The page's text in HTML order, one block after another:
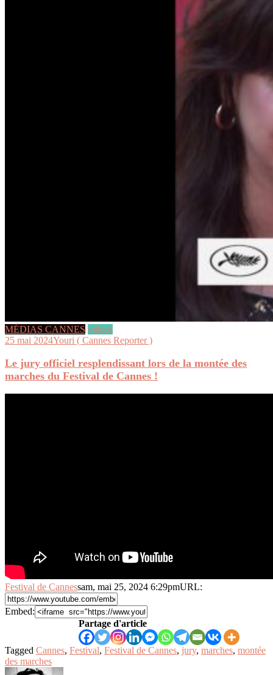
MÉDIAS CANNES videos
25 mai 2024Youri ( Cannes Reporter )
Le jury officiel resplendissant lors de la montée des
marches du Festival de Cannes !
Festival de Cannessam, mai 25, 2024 6:29pmURL:
Embed:
Partage d'article
Tagged Cannes, Festival, Festival de Cannes, jury, marches, montée
des marches